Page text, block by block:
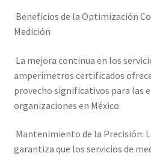
Beneficios de la Optimización
Medición
La mejora continua en los
amperímetros certificados
provecho significativos para las
organizaciones en México:
Mantenimiento de la Precisión:
garantiza que los servicios de